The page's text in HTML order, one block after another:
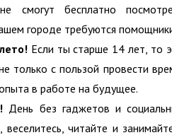
смогут бесплатно
городе требуются
Если ты старше 14 лет, то
только с пользой провести
в работе на будущее.
День без гаджетов и
веселитесь, читайте и